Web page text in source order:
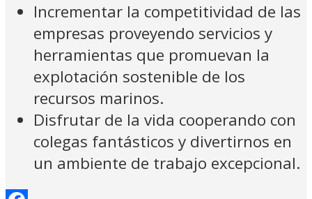
Incrementar la competitividad de las
empresas proveyendo servicios y
herramientas que promuevan la
explotación sostenible de los
recursos marinos.
Disfrutar de la vida cooperando con
colegas fantásticos y divertirnos en
un ambiente de trabajo excepcional.